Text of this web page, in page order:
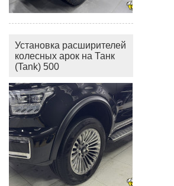
Установка расширителей
колесных арок на Танк
(Tank) 500